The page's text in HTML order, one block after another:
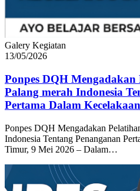
Galery Kegiatan
Ponpes DQH Mengadakan
Palang merah Indonesia
Ponpes DQH Mengadakan
Indonesia Tentang Penanganan